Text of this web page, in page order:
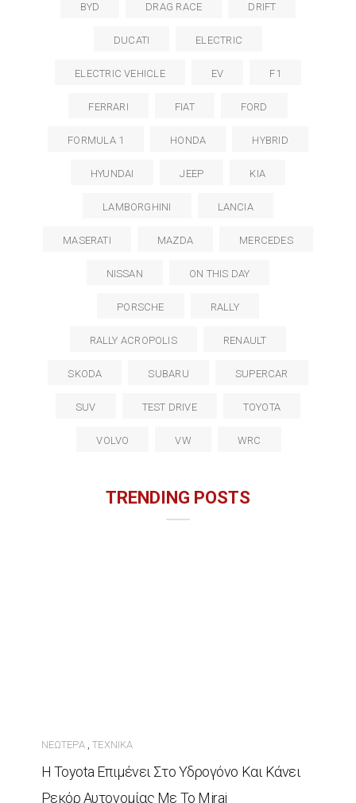
BYD DRAG RACE DRIFT
DUCATI ELECTRIC
ELECTRIC VEHICLE EV F1
FERRARI FIAT FORD
FORMULA 1 HONDA HYBRID
HYUNDAI JEEP KIA
LAMBORGHINI LANCIA
MASERATI MAZDA MERCEDES
NISSAN ON THIS DAY
PORSCHE RALLY
RALLY ACROPOLIS RENAULT
SKODA SUBARU SUPERCAR
SUV TEST DRIVE TOYOTA
VOLVO VW WRC
TRENDING POSTS
ΝΕΏΤΕΡΑ,ΤΕΧΝΙΚΆ
Η Toyota Επιμένει Στο Υδρογόνο Και Κάνει
Ρεκόρ Αυτονομίας Με Το Mirai